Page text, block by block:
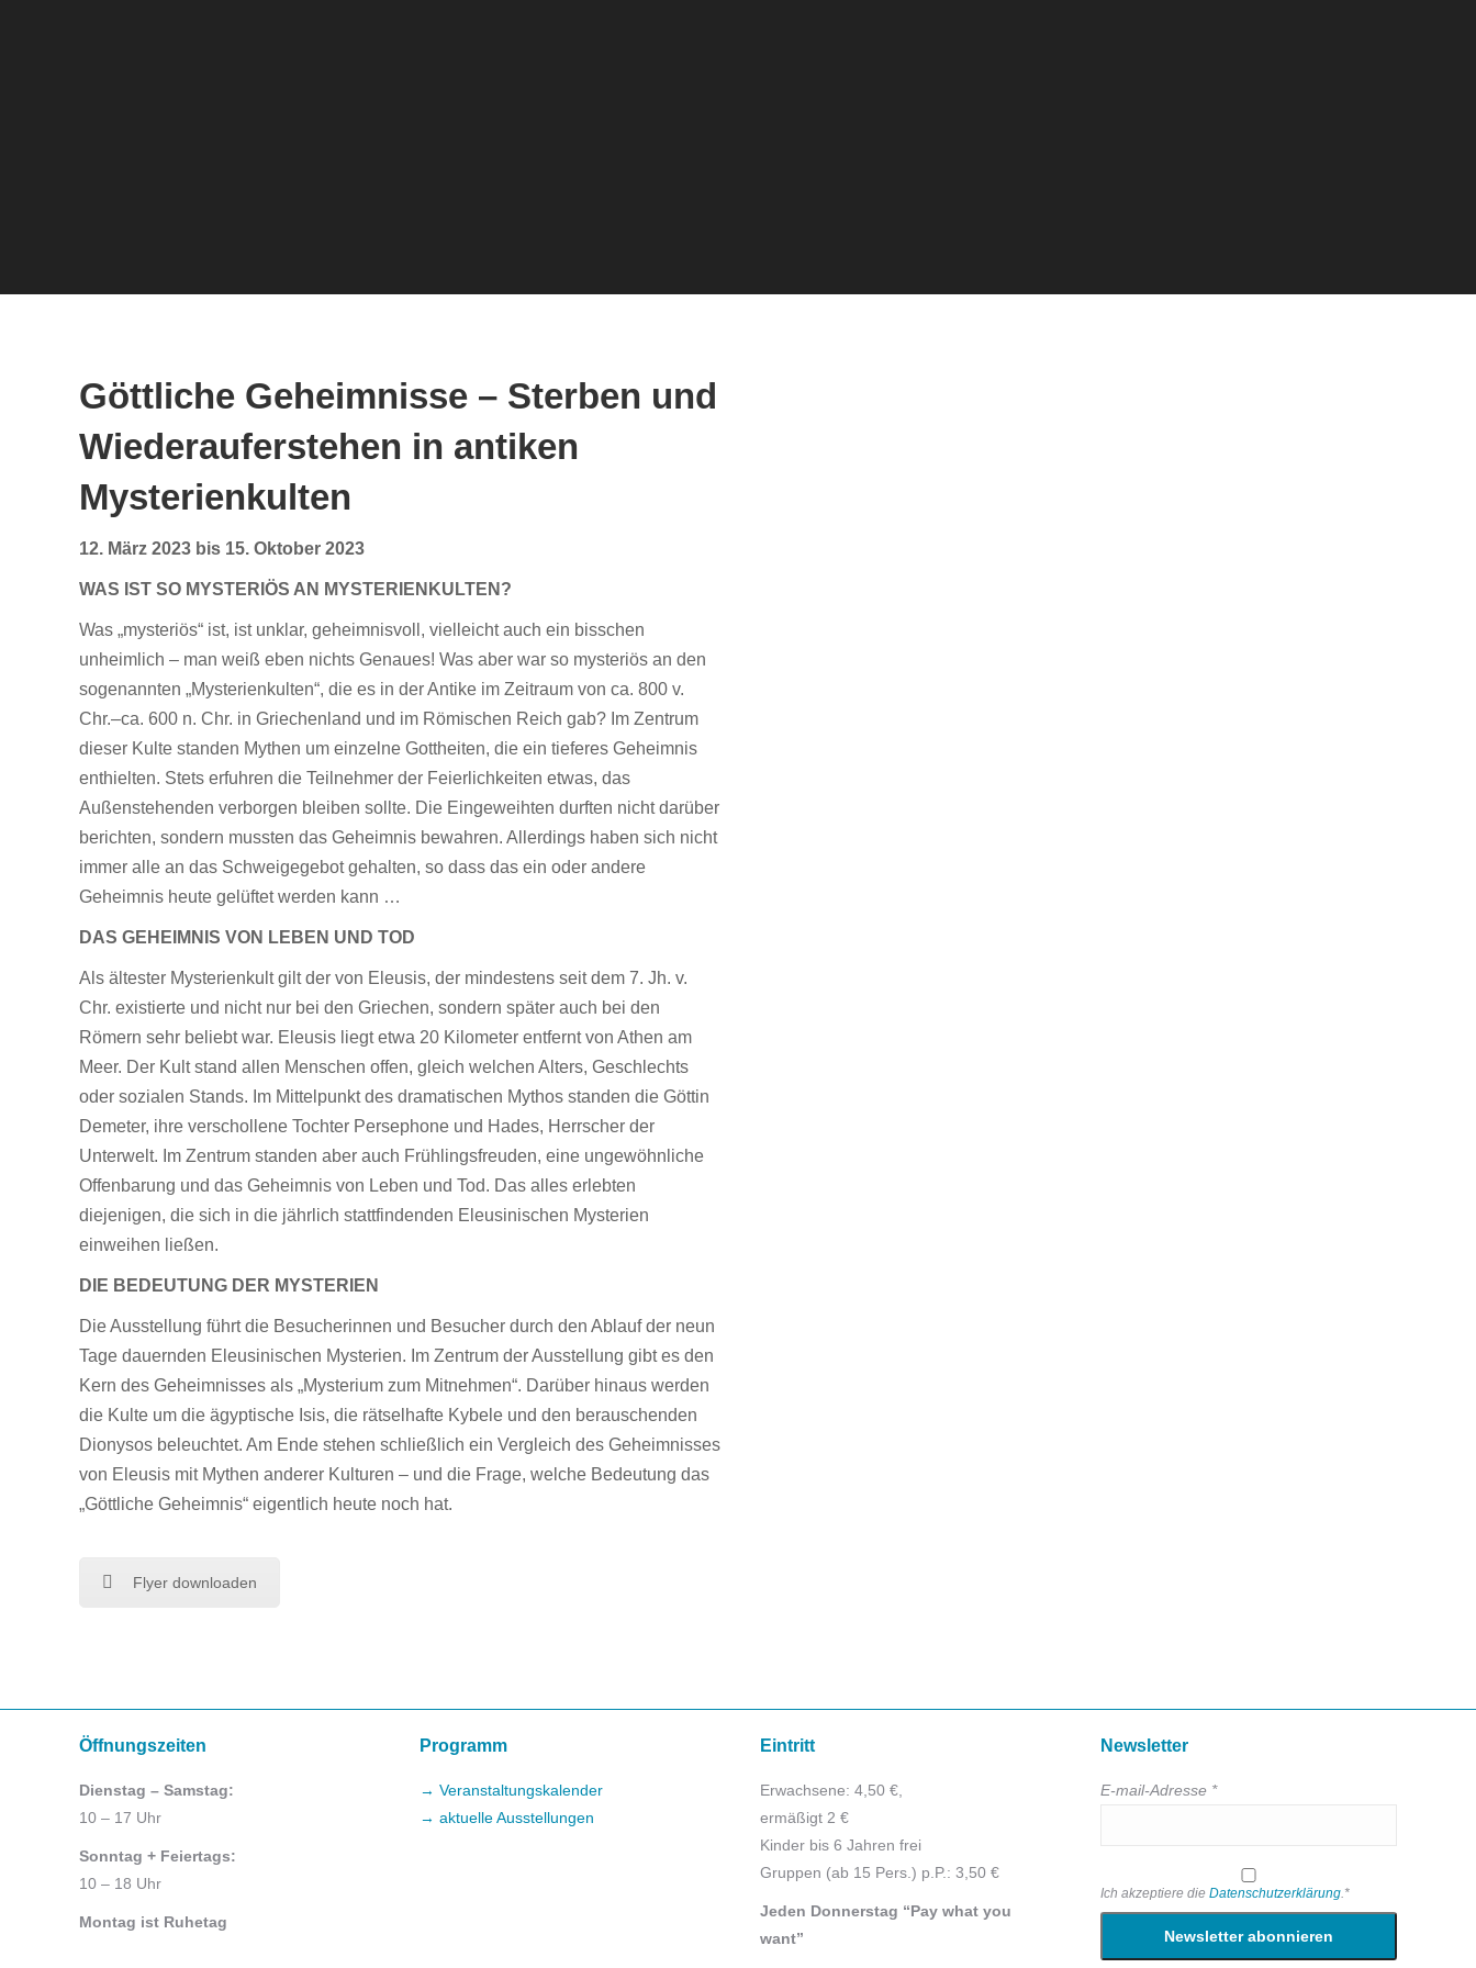
Göttliche Geheimnisse – Sterben und
Wiederauferstehen in antiken
Mysterienkulten
12. März 2023 bis 15. Oktober 2023
WAS IST SO MYSTERIÖS AN MYSTERIENKULTEN?
Was „mysteriös“ ist, ist unklar, geheimnisvoll, vielleicht auch ein bisschen
unheimlich – man weiß eben nichts Genaues! Was aber war so mysteriös an den
sogenannten „Mysterienkulten“, die es in der Antike im Zeitraum von ca. 800 v.
Chr.–ca. 600 n. Chr. in Griechenland und im Römischen Reich gab? Im Zentrum
dieser Kulte standen Mythen um einzelne Gottheiten, die ein tieferes Geheimnis
enthielten. Stets erfuhren die Teilnehmer der Feierlichkeiten etwas, das
Außenstehenden verborgen bleiben sollte. Die Eingeweihten durften nicht darüber
berichten, sondern mussten das Geheimnis bewahren. Allerdings haben sich nicht
immer alle an das Schweigegebot gehalten, so dass das ein oder andere
Geheimnis heute gelüftet werden kann …
DAS GEHEIMNIS VON LEBEN UND TOD
Als ältester Mysterienkult gilt der von Eleusis, der mindestens seit dem 7. Jh. v.
Chr. existierte und nicht nur bei den Griechen, sondern später auch bei den
Römern sehr beliebt war. Eleusis liegt etwa 20 Kilometer entfernt von Athen am
Meer. Der Kult stand allen Menschen offen, gleich welchen Alters, Geschlechts
oder sozialen Stands. Im Mittelpunkt des dramatischen Mythos standen die Göttin
Demeter, ihre verschollene Tochter Persephone und Hades, Herrscher der
Unterwelt. Im Zentrum standen aber auch Frühlingsfreuden, eine ungewöhnliche
Offenbarung und das Geheimnis von Leben und Tod. Das alles erlebten
diejenigen, die sich in die jährlich stattfindenden Eleusinischen Mysterien
einweihen ließen.
DIE BEDEUTUNG DER MYSTERIEN
Die Ausstellung führt die Besucherinnen und Besucher durch den Ablauf der neun
Tage dauernden Eleusinischen Mysterien. Im Zentrum der Ausstellung gibt es den
Kern des Geheimnisses als „Mysterium zum Mitnehmen“. Darüber hinaus werden
die Kulte um die ägyptische Isis, die rätselhafte Kybele und den berauschenden
Dionysos beleuchtet. Am Ende stehen schließlich ein Vergleich des Geheimnisses
von Eleusis mit Mythen anderer Kulturen – und die Frage, welche Bedeutung das
„Göttliche Geheimnis“ eigentlich heute noch hat.
Flyer downloaden
Öffnungszeiten
Dienstag – Samstag:
10 – 17 Uhr
Sonntag + Feiertags:
10 – 18 Uhr
Montag ist Ruhetag
Programm
→ Veranstaltungskalender
→ aktuelle Ausstellungen
Eintritt
Erwachsene: 4,50 €,
ermäßigt 2 €
Kinder bis 6 Jahren frei
Gruppen (ab 15 Pers.) p.P.: 3,50 €
Jeden Donnerstag “Pay what you
want”
Newsletter
E-mail-Adresse *
Ich akzeptiere die Datenschutzerklärung .*